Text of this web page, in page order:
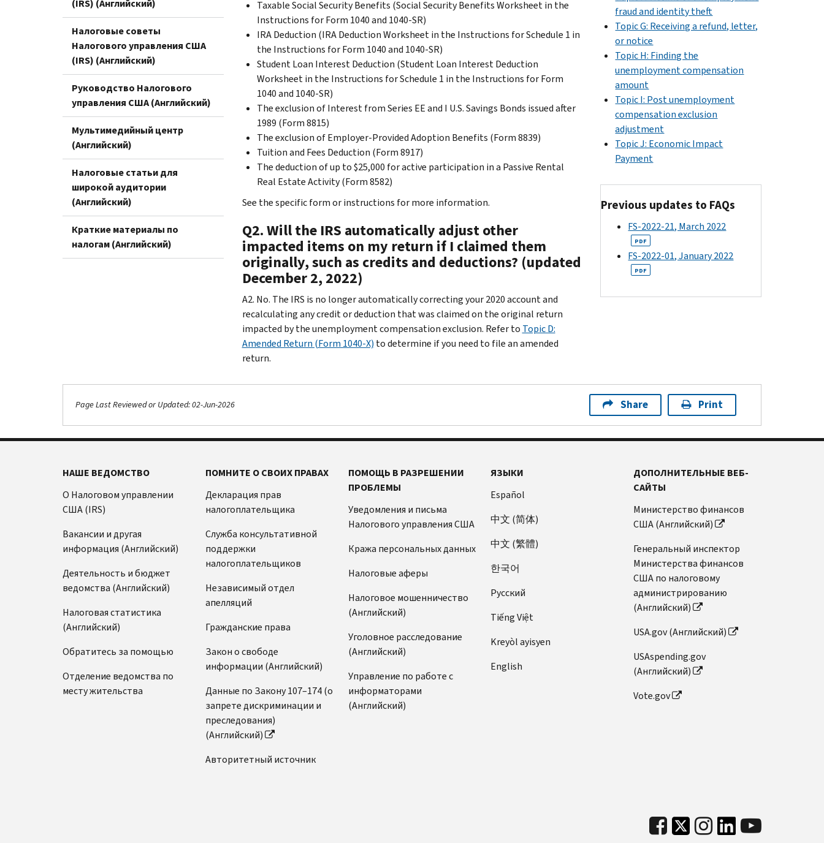
(IRS) (Английский)
Налоговые советы
Налогового управления США
(IRS) (Английский)
Руководство Налогового
управления США (Английский)
Мультимедийный центр
(Английский)
Налоговые статьи для
широкой аудитории
(Английский)
Краткие материалы по
налогам (Английский)
Taxable Social Security Benefits (Social Security Benefits Worksheet in the
Instructions for Form 1040 and 1040-SR)
IRA Deduction (IRA Deduction Worksheet in the Instructions for Schedule 1 in
the Instructions for Form 1040 and 1040-SR)
Student Loan Interest Deduction (Student Loan Interest Deduction
Worksheet in the Instructions for Schedule 1 in the Instructions for Form
1040 and 1040-SR)
The exclusion of Interest from Series EE and I U.S. Savings Bonds issued after
1989 (Form 8815)
The exclusion of Employer-Provided Adoption Benefits (Form 8839)
Tuition and Fees Deduction (Form 8917)
The deduction of up to $25,000 for active participation in a Passive Rental
Real Estate Activity (Form 8582)
See the specific form or instructions for more information.
Q2. Will the IRS automatically adjust other
impacted items on my return if I claimed them
originally, such as credits and deductions? (updated
December 2, 2022)
A2. No. The IRS is no longer automatically correcting your 2020 account and
recalculating any credit or deduction that was claimed on the original return
impacted by the unemployment compensation exclusion. Refer to Topic D:
Amended Return (Form 1040-X) to determine if you need to file an amended
return.
fraud and identity theft
Topic G: Receiving a refund, letter,
or notice
Topic H: Finding the
unemployment compensation
amount
Topic I: Post unemployment
compensation exclusion
adjustment
Topic J: Economic Impact
Payment
Previous updates to FAQs
FS-2022-21, March 2022
PDF
FS-2022-01, January 2022
PDF
Page Last Reviewed or Updated: 02-Jun-2026 Share Print
НАШЕ ВЕДОМСТВО
О Налоговом управлении
США (IRS)
Вакансии и другая
информация (Английский)
Деятельность и бюджет
ведомства (Английский)
Налоговая статистика
(Английский)
Обратитесь за помощью
Отделение ведомства по
месту жительства
ПОМНИТЕ О СВОИХ ПРАВАХ
Декларация прав
налогоплательщика
Служба консультативной
поддержки
налогоплательщиков
Независимый отдел
апелляций
Гражданские права
Закон о свободе
информации (Английский)
Данные по Закону 107–174 (о
запрете дискриминации и
преследования)
(Английский)
Авторитетный источник
ПОМОЩЬ В РАЗРЕШЕНИИ
ПРОБЛЕМЫ
Уведомления и письма
Налогового управления США
Кража персональных данных
Налоговые аферы
Налоговое мошенничество
(Английский)
Уголовное расследование
(Английский)
Управление по работе с
информаторами
(Английский)
ЯЗЫКИ
Español
中文 (简体)
中文 (繁體)
한국어
Pусский
Tiếng Việt
Kreyòl ayisyen
English
ДОПОЛНИТЕЛЬНЫЕ ВЕБ-
САЙТЫ
Министерство финансов
США (Английский)
Генеральный инспектор
Министерства финансов
США по налоговому
администрированию
(Английский)
USA.gov (Английский)
USAspending.gov
(Английский)
Vote.gov